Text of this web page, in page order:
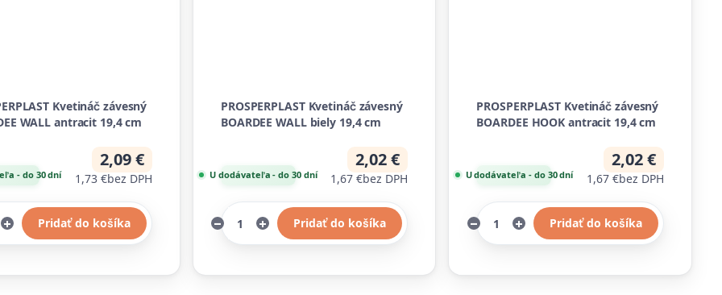
Kvetináč závesný
WALL antracit 19,4 cm
2,09 €
1,73 €bez DPH
- do 30 dní
Pridať do košíka
PROSPERPLAST Kvetináč závesný
BOARDEE WALL biely 19,4 cm
2,02 €
1,67 €bez DPH
U dodávateľa - do 30 dní
Pridať do košíka
PROSPERPLAST Kvetináč závesný
BOARDEE HOOK antracit 19,4 cm
2,02 €
1,67 €bez DPH
U dodávateľa - do 30 dní
Pridať do košíka